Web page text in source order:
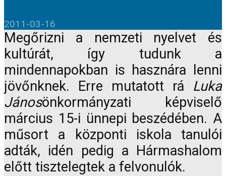
2011-03-16
Megőrizni a nemzeti nyelvet és
kultúrát, így tudunk a
mindennapokban is hasznára lenni
jövőnknek. Erre mutatott rá Luka
Jánosönkormányzati képviselő
március 15-i ünnepi beszédében. A
műsort a központi iskola tanulói
adták, idén pedig a Hármashalom
előtt tisztelegtek a felvonulók.